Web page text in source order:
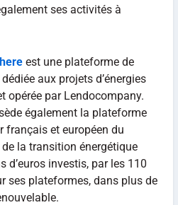
ses activités à
est une plateforme de
aux projets d’énergies
opérée par Lendocompany.
également la plateforme
français et européen du
la transition énergétique
d’euros investis, par les 110
ses plateformes, dans plus de